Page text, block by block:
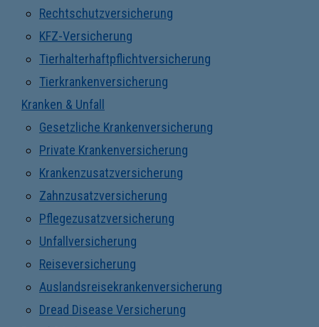
Rechtschutzversicherung
KFZ-Versicherung
Tierhalterhaftpflichtversicherung
Tierkrankenversicherung
Kranken & Unfall
Gesetzliche Krankenversicherung
Private Krankenversicherung
Krankenzusatzversicherung
Zahnzusatzversicherung
Pflegezusatzversicherung
Unfallversicherung
Reiseversicherung
Auslandsreisekrankenversicherung
Dread Disease Versicherung